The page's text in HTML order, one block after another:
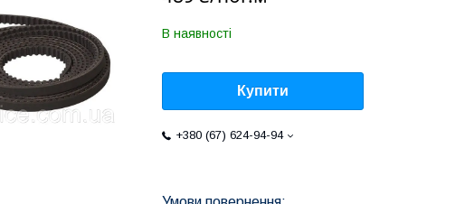
В наявності
Купити
+380 (67) 624-94-94